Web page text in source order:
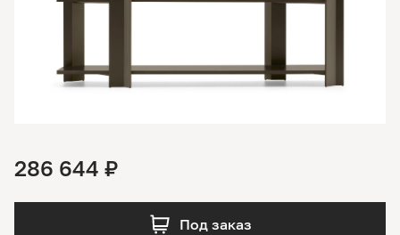
286 644 ₽
Под заказ